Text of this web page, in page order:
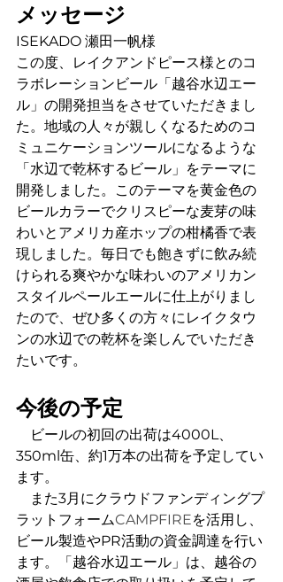
メッセージ
ISEKADO 瀬田一帆様
この度、レイクアンドピース様とのコ
ラボレーションビール「越谷水辺エー
ル」の開発担当をさせていただきまし
た。地域の人々が親しくなるためのコ
ミュニケーションツールになるような
「水辺で乾杯するビール」をテーマに
開発しました。このテーマを黄金色の
ビールカラーでクリスピーな麦芽の味
わいとアメリカ産ホップの柑橘香で表
現しました。毎日でも飽きずに飲み続
けられる爽やかな味わいのアメリカン
スタイルペールエールに仕上がりまし
たので、ぜひ多くの方々にレイクタウ
ンの水辺での乾杯を楽しんでいただき
たいです。
今後の予定
ビールの初回の出荷は4000L、
350ml缶、約1万本の出荷を予定してい
ます。
また3月にクラウドファンディングプ
ラットフォームCAMPFIREを活用し、
ビール製造やPR活動の資金調達を行い
ます。「越谷水辺エール」は、越谷の